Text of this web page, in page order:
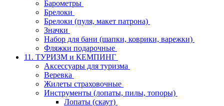
Барометры
Брелоки
Брелоки (пуля, макет патрона)
Значки
Набор для бани (шапки, коврики, варежки)
Фляжки подарочные
11. ТУРИЗМ и КЕМПИНГ
Аксессуары для туризма
Веревка
Жилеты страховочные
Инструменты (лопаты, пилы, топоры)
Лопаты (скаут)